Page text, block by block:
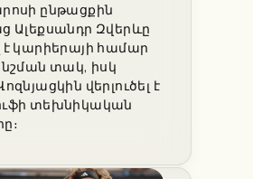
ընթացքին
Ալեքսանդր Զվերևը
է կարիերայի համար
տակ, իսկ
վերլուծել է
տեխնիկական